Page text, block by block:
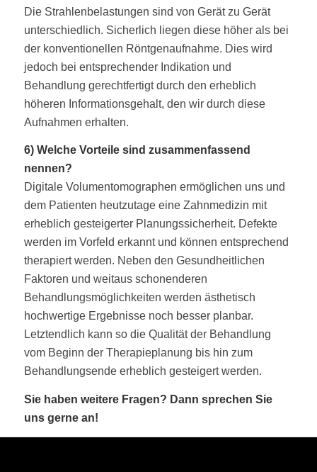
Die Strahlenbelastungen sind von Gerät zu Gerät
unterschiedlich. Sicherlich liegen diese höher als bei
der konventionellen Röntgenaufnahme. Dies wird
jedoch bei entsprechender Indikation und
Behandlung gerechtfertigt durch den erheblich
höheren Informationsgehalt, den wir durch diese
Aufnahmen erhalten.
6) Welche Vorteile sind zusammenfassend
nennen?
Digitale Volumentomographen ermöglichen uns und
dem Patienten heutzutage eine Zahnmedizin mit
erheblich gesteigerter Planungssicherheit. Defekte
werden im Vorfeld erkannt und können entsprechend
therapiert werden. Neben den Gesundheitlichen
Faktoren und weitaus schonenderen
Behandlungsmöglichkeiten werden ästhetisch
hochwertige Ergebnisse noch besser planbar.
Letztendlich kann so die Qualität der Behandlung
vom Beginn der Therapieplanung bis hin zum
Behandlungsende erheblich gesteigert werden.
Sie haben weitere Fragen? Dann sprechen Sie
uns gerne an!